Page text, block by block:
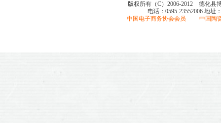
版权所有（C）2006-2012 德化县
电话：0595-23552006 地址
中国电子商务协会会员 中国陶